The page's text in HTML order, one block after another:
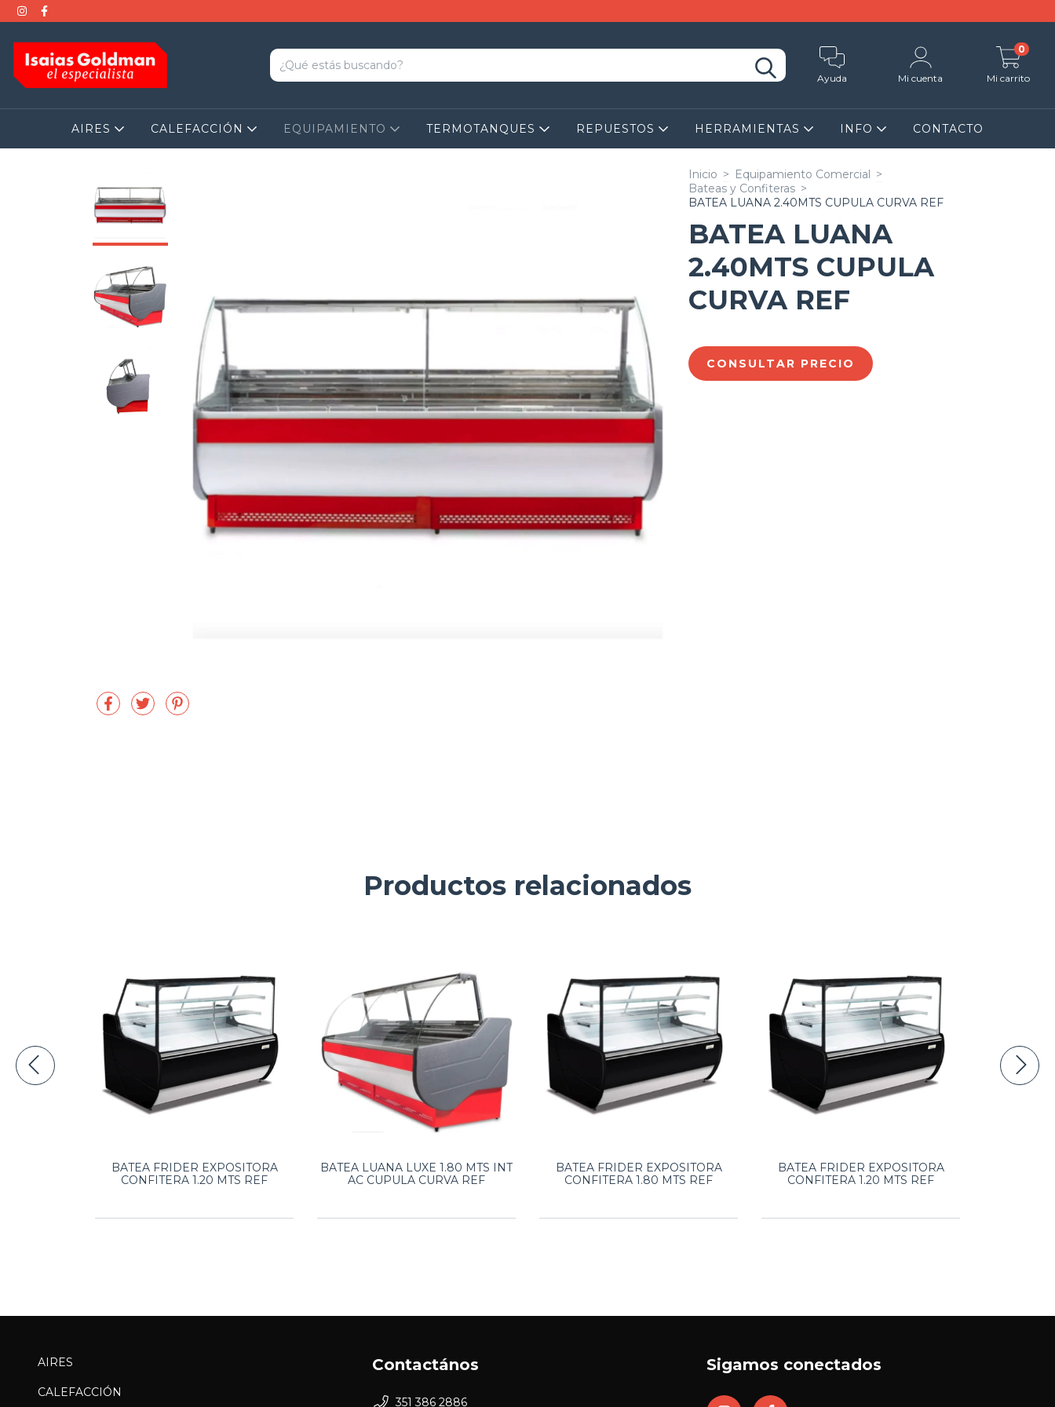
Ayuda Mi cuenta Mi carrito
0
AIRES CALEFACCIÓN EQUIPAMIENTO TERMOTANQUES REPUESTOS HERRAMIENTAS INFO CONTACTO
Inicio > Equipamiento Comercial >
Bateas y Confiteras >
BATEA LUANA 2.40MTS CUPULA CURVA REF
BATEA LUANA
2.40MTS CUPULA
CURVA REF
Productos relacionados
BATEA FRIDER EXPOSITORA
CONFITERA 1.20 MTS REF
BATEA LUANA LUXE 1.80 MTS INT
AC CUPULA CURVA REF
BATEA FRIDER EXPOSITORA
CONFITERA 1.80 MTS REF
BATEA FRIDER EXPOSITORA
CONFITERA 1.20 MTS REF
AIRES
CALEFACCIÓN
Contactános
351 386 2886
Sigamos conectados